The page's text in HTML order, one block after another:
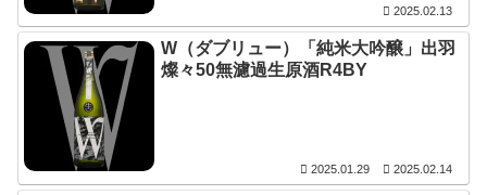
2025.02.13
W（ダブリュー）「純米大吟醸」出羽
燦々50無濾過生原酒R4BY
2025.01.29 2025.02.14